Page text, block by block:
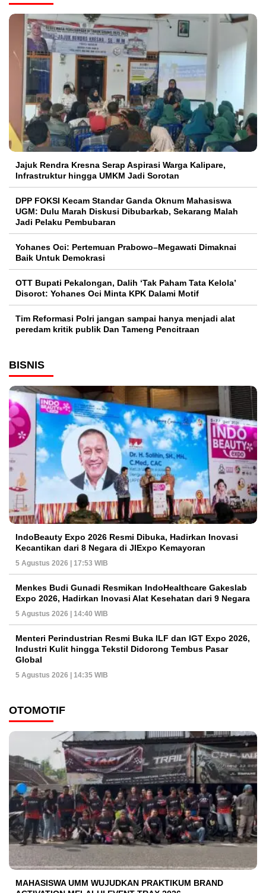
Jajuk Rendra Kresna Serap Aspirasi Warga Kalipare,
Infrastruktur hingga UMKM Jadi Sorotan
DPP FOKSI Kecam Standar Ganda Oknum Mahasiswa
UGM: Dulu Marah Diskusi Dibubarkab, Sekarang Malah
Jadi Pelaku Pembubaran
Yohanes Oci: Pertemuan Prabowo–Megawati Dimaknai
Baik Untuk Demokrasi
OTT Bupati Pekalongan, Dalih ‘Tak Paham Tata Kelola’
Disorot: Yohanes Oci Minta KPK Dalami Motif
Tim Reformasi Polri jangan sampai hanya menjadi alat
peredam kritik publik Dan Tameng Pencitraan
BISNIS
IndoBeauty Expo 2026 Resmi Dibuka, Hadirkan Inovasi
Kecantikan dari 8 Negara di JIExpo Kemayoran
5 Agustus 2026 | 17:53 WIB
Menkes Budi Gunadi Resmikan IndoHealthcare Gakeslab
Expo 2026, Hadirkan Inovasi Alat Kesehatan dari 9 Negara
5 Agustus 2026 | 14:40 WIB
Menteri Perindustrian Resmi Buka ILF dan IGT Expo 2026,
Industri Kulit hingga Tekstil Didorong Tembus Pasar
Global
5 Agustus 2026 | 14:35 WIB
OTOMOTIF
MAHASISWA UMM WUJUDKAN PRAKTIKUM BRAND